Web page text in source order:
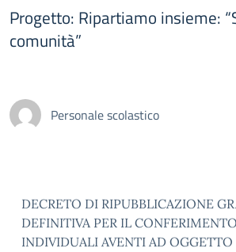
Progetto: Ripartiamo insieme:
comunità”
Personale scolastico
DECRETO DI RIPUBBLICAZIONE
DEFINITIVA PER IL
INDIVIDUALI AVENTI AD